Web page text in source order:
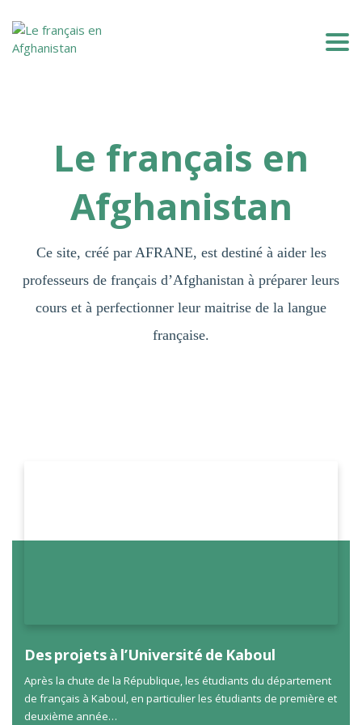
Le français en
Afghanistan
Ce site, créé par AFRANE, est destiné à aider les
professeurs de français d’Afghanistan à préparer leurs
cours et à perfectionner leur maitrise de la langue
française.
Des projets à l’Université de Kaboul
Après la chute de la République, les étudiants du département
de français à Kaboul, en particulier les étudiants de première et
deuxième année…